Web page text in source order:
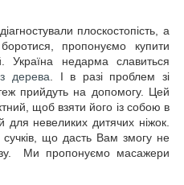
плоскостопість, а
пропонуємо купити
Україна недарма славиться
дерева. І в разі проблем зі
прийдуть на допомогу. Цей
щоб взяти його із собою в
невеликих дитячих ніжок.
що дасть Вам змогу не
Ми пропонуємо масажери